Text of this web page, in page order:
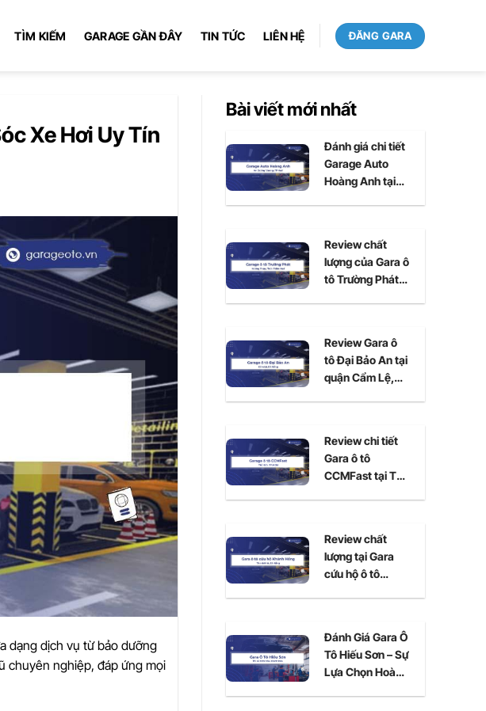
TÌM KIẾM GARAGE GẦN ĐÂY TIN TỨC LIÊN HỆ ĐĂNG GARA
Xe Hơi Uy Tín
dạng dịch vụ từ bảo dưỡng
chuyên nghiệp, đáp ứng mọi
Bài viết mới nhất
Đánh giá chi tiết
Garage Auto
Hoàng Anh tại
Review chất
lượng của Gara ô
tô Trường Phát
Review Gara ô
tô Đại Bảo An tại
quận Cẩm Lệ,
Review chi tiết
Gara ô tô
CCMFast tại Thủ
Review chất
lượng tại Gara
cứu hộ ô tô
Đánh Giá Gara Ô
Tô Hiếu Sơn – Sự
Lựa Chọn Hoàn